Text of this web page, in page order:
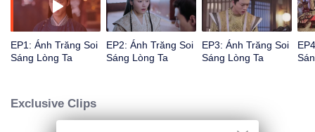
EP1: Ánh Trăng Soi
Sáng Lòng Ta
EP2: Ánh Trăng Soi
Sáng Lòng Ta
EP3: Ánh Trăng Soi
Sáng Lòng Ta
Exclusive Clips